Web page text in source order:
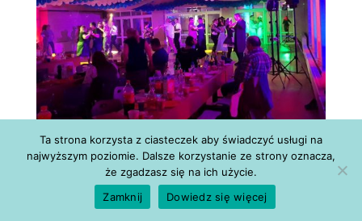
Ta strona korzysta z ciasteczek aby świadczyć usługi na
najwyższym poziomie. Dalsze korzystanie ze strony oznacza,
że zgadzasz się na ich użycie.
Zamknij
Dowiedz się więcej